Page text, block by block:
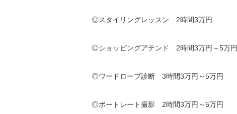
◎スタイリングレッスン 2時間3万円
◎ショッピングアテンド 2時間3万円～5万円
◎ワードローブ診断 3時間3万円～5万円
◎ポートレート撮影 2時間3万円～5万円